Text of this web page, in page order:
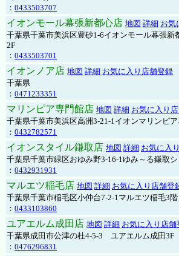
： 0433503707
イオンモール幕張新都心店 地図 詳細 お気
千葉県千葉市美浜区豊砂1-6イオンモール幕張
2F
： 0433503701
イオンノア店 地図 詳細 お気に入り店舗登録
千葉県
： 0471233351
マリンピア専門館店 地図 詳細 お気に入り
千葉県千葉市美浜区高洲3-21-1イオンマリンピ
： 0432782571
イオンスタイル鎌取店 地図 詳細 お気に入
千葉県千葉市緑区おゆみ野3-16-1ゆみ～る鎌取
： 0432931931
マルエツ稲毛店 地図 詳細 お気に入り店舗登
千葉県千葉市稲毛区小仲台7-2-1マルエツ稲毛3階
： 0433103860
ユアエルム成田店 地図 詳細 お気に入り店舗
千葉県成田市公津の杜4-5-3 ユアエルム成田3F
： 0476296831